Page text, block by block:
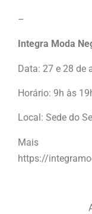
–
Integra Moda
Data: 27 e 28 de
Horário: 9h às
Local: Sede do
Mais
https://